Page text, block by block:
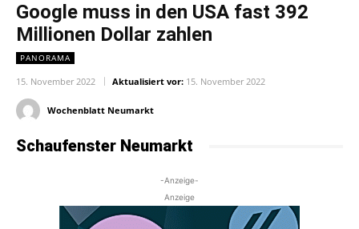
Google muss in den USA fast 392
Millionen Dollar zahlen
PANORAMA
15. November 2022 Aktualisiert vor: 15. November 2022
Wochenblatt Neumarkt
Schaufenster Neumarkt
-Anzeige-
Anzeige